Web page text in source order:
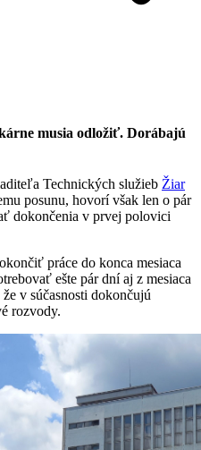
musia odložiť. Dorábajú
Technických služieb Žiar
posunu, hovorí však len o pár
dokončenia v prvej polovici
práce do konca mesiaca
ešte pár dní aj z mesiaca
v súčasnosti dokončujú
rozvody.